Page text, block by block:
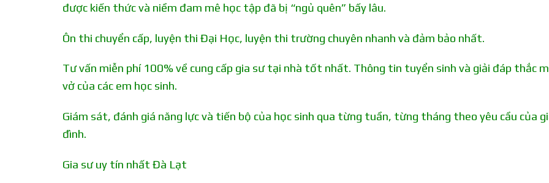
được kiến thức và niềm đam mê học tập đã bị “ngủ quên” bấy lâu.
Ôn thi chuyển cấp, luyện thi Đại Học, luyện thi trường chuyên nhanh và đảm bảo nhất.
Tư vấn miễn phí 100% về cung cấp gia sư tại nhà tốt nhất. Thông tin tuyển sinh và giải đáp thắc
vở của các em học sinh.
Giám sát, đánh giá năng lực và tiến bộ của học sinh qua từng tuần, từng tháng theo yêu cầu của
đình.
Gia sư uy tín nhất Đà Lạt